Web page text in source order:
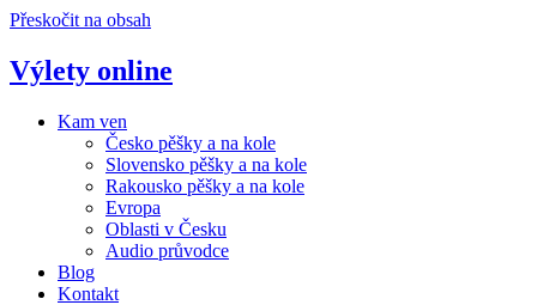
Přeskočit na obsah
Výlety online
Kam ven
Česko pěšky a na kole
Slovensko pěšky a na kole
Rakousko pěšky a na kole
Evropa
Oblasti v Česku
Audio průvodce
Blog
Kontakt